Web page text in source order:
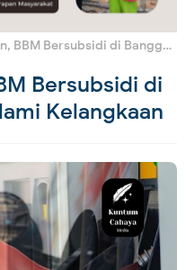
di Banggai Laut Mengalami Kelangkaan
Bersubsidi di
Kelangkaan